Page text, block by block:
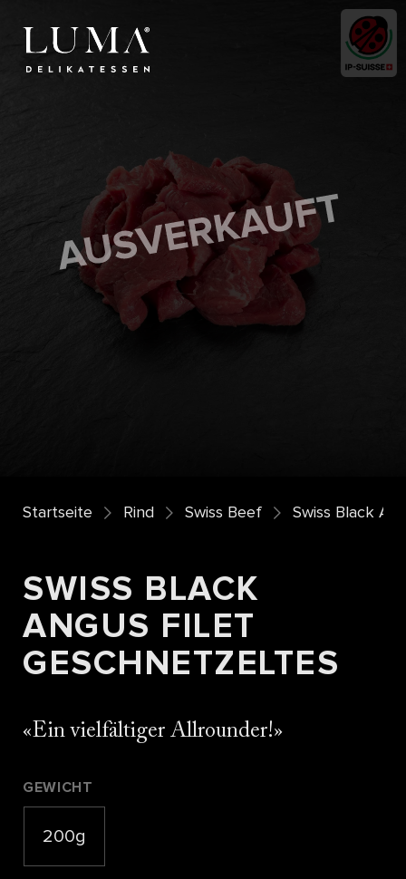
Startseite Rind Swiss Beef Swiss Black
SWISS BLACK
ANGUS FILET
GESCHNETZELTES
Ein vielfältiger Allrounder!
GEWICHT
200g